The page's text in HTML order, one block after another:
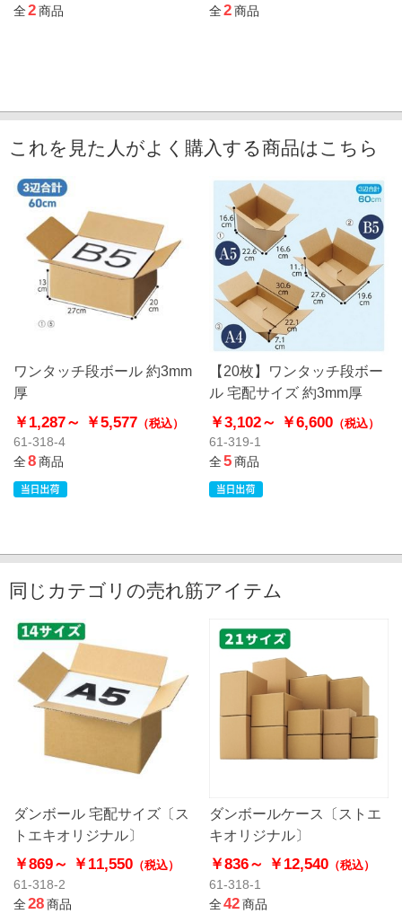
全2商品
全2商品
これを見た人がよく購入する商品はこちら
ワンタッチ段ボール 約3mm
厚
￥1,287～ ￥5,577 （税込）
61-318-4
全8商品
【20枚】ワンタッチ段ボー
ル 宅配サイズ 約3mm厚
￥3,102～ ￥6,600（税込）
61-319-1
全5商品
同じカテゴリの売れ筋アイテム
ダンボール 宅配サイズ〔ス
トエキオリジナル〕
￥869～ ￥11,550 （税込）
61-318-2
全28商品
ダンボールケース〔ストエ
キオリジナル〕
￥836～ ￥12,540（税込）
61-318-1
全42商品